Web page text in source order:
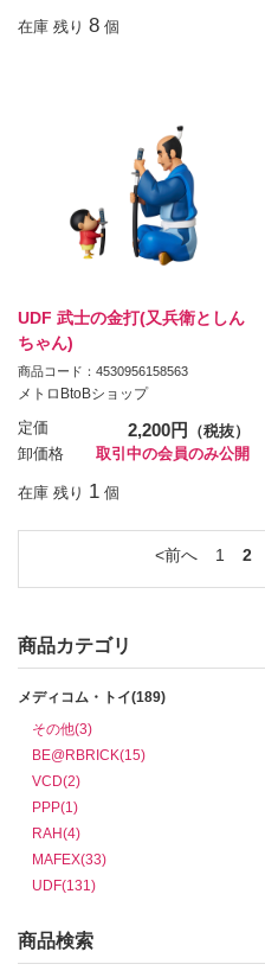
在庫 残り 8 個
UDF 武士の金打(又兵衛としん
ちゃん)
商品コード：4530956158563
メトロBtoBショップ
定価 2,200円
（税抜）
卸価格
取引中の会員のみ公開
在庫 残り 1 個
前へ 1 2
商品カテゴリ
メディコム・トイ(189)
その他(3)
BE@RBRICK(15)
VCD(2)
PPP(1)
RAH(4)
MAFEX(33)
UDF(131)
商品検索